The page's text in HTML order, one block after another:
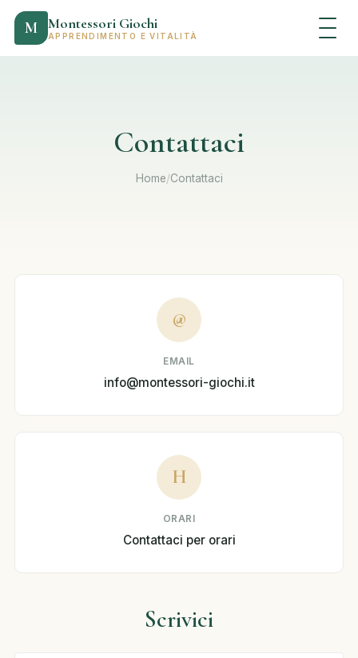
M Montessori Giochi
APPRENDIMENTO E VITALITÀ
Contattaci
Home/Contattaci
@
EMAIL
info@montessori-giochi.it
H
ORARI
Contattaci per orari
Scrivici